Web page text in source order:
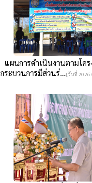
แผนการดำเนินงานตามโคร
กระบวนการมีส่วนร่...[วันที่